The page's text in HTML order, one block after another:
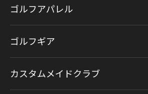
ゴルフアパレル
ゴルフギア
カスタムメイドクラブ